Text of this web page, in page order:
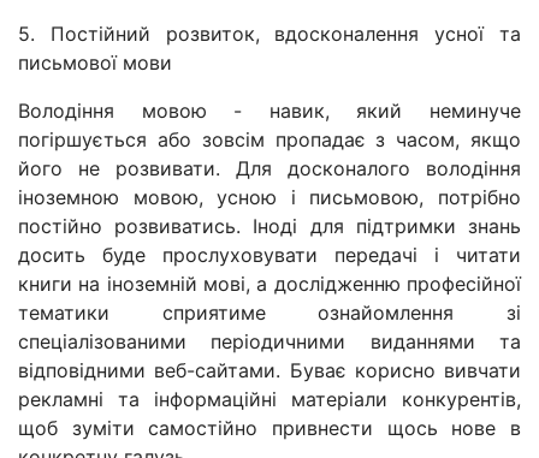
5. Постійний розвиток, вдосконалення усної та
письмової мови
Володіння мовою - навик, який неминуче
погіршується або зовсім пропадає з часом, якщо
його не розвивати. Для досконалого володіння
іноземною мовою, усною і письмовою, потрібно
постійно розвиватись. Іноді для підтримки знань
досить буде прослуховувати передачі і читати
книги на іноземній мові, а дослідженню професійної
тематики сприятиме ознайомлення зі
спеціалізованими періодичними виданнями та
відповідними веб-сайтами. Буває корисно вивчати
рекламні та інформаційні матеріали конкурентів,
щоб зуміти самостійно привнести щось нове в